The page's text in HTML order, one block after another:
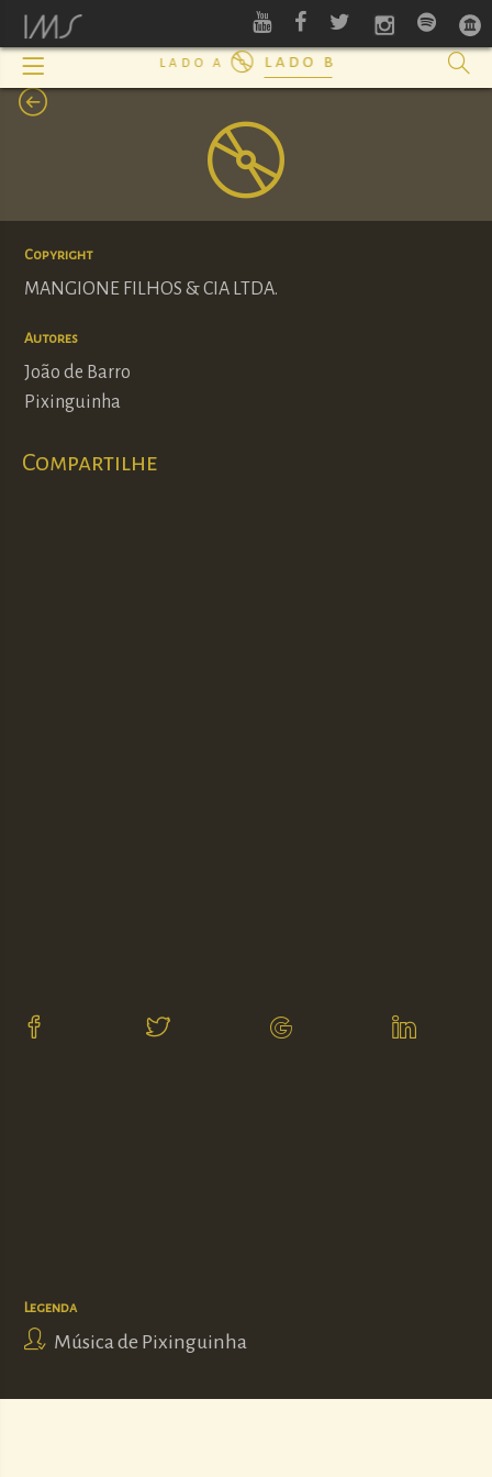
lado a lado b
Copyright
MANGIONE FILHOS & CIA LTDA.
Autores
João de Barro
Pixinguinha
Compartilhe
Legenda
Música de Pixinguinha